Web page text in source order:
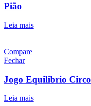
Pião
Leia mais
Compare
Fechar
Jogo Equilibrio Circo
Leia mais